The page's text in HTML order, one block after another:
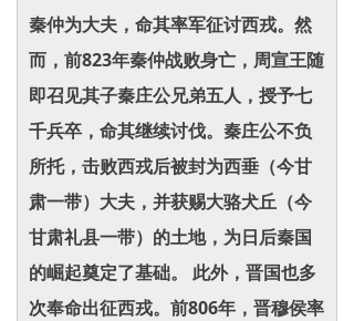
秦仲为大夫，命其率军征讨西戎。然
而，前823年秦仲战败身亡，周宣王随
即召见其子秦庄公兄弟五人，授予七
千兵卒，命其继续讨伐。秦庄公不负
所托，击败西戎后被封为西垂（今甘
肃一带）大夫，并获赐大骆犬丘（今
甘肃礼县一带）的土地，为日后秦国
的崛起奠定了基础。 此外，晋国也多
次奉命出征西戎。前806年，晋穆侯率